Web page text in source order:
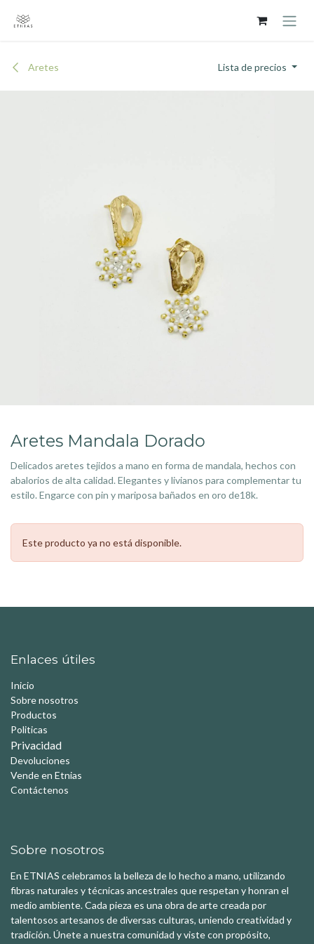
Aretes Lista de precios
Aretes Mandala Dorado
Delicados aretes tejidos a mano en forma de mandala, hechos con
abalorios de alta calidad. Elegantes y livianos para complementar tu
estilo. Engarce con pin y mariposa bañados en oro de18k.
Este producto ya no está disponible.
Enlaces útiles
Inicio
Sobre nosotros
Productos
Politicas
Privacidad
Devoluciones
Vende en Etnias
Contáctenos
Sobre nosotros
En ETNIAS celebramos la belleza de lo hecho a mano, utilizando
fibras naturales y técnicas ancestrales que respetan y honran el
medio ambiente. Cada pieza es una obra de arte creada por
talentosos artesanos de diversas culturas, uniendo creatividad y
tradición. Únete a nuestra comunidad y viste con propósito,